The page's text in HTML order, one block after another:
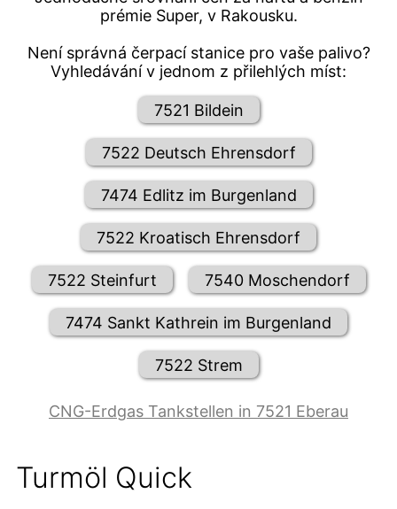
prémie Super, v Rakousku.
Není správná čerpací stanice pro vaše palivo?
Vyhledávání v jednom z přilehlých míst:
7521 Bildein
7522 Deutsch Ehrensdorf
7474 Edlitz im Burgenland
7522 Kroatisch Ehrensdorf
7522 Steinfurt 7540 Moschendorf
7474 Sankt Kathrein im Burgenland
7522 Strem
CNG-Erdgas Tankstellen in 7521 Eberau
Turmöl Quick